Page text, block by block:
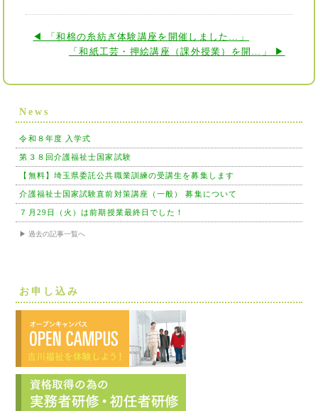
◀ 「和棉の糸紡ぎ体験講座を開催しました…」
「和紙工芸・押絵講座（課外授業）を開…」 ▶
News
令和８年度 入学式
第３８回介護福祉士国家試験
【無料】埼玉県委託公共職業訓練の受講生を募集します
介護福祉士国家試験直前対策講座（一般） 募集について
７月29日（火）は前期授業最終日でした！
▶ 過去の記事一覧へ
お申し込み